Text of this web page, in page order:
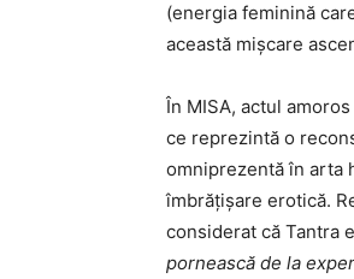
(energia feminină
această mișcare
În MISA, actul
ce reprezintă o
omniprezentă în arta
îmbrățișare erotică.
considerat că Tantra
pornească de la